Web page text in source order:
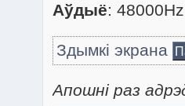
Аўдыё:
Здымкі экрана
Апошні раз